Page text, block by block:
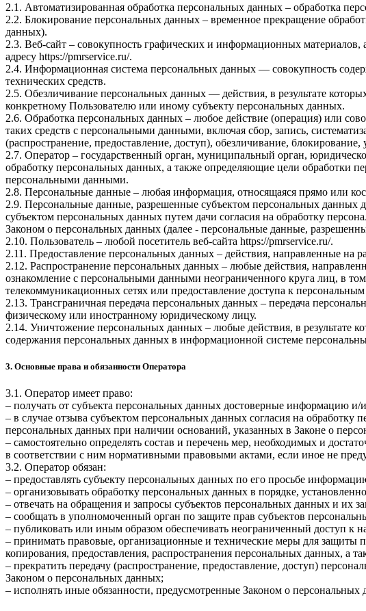
2.1. Автоматизированная обработка персональных данных – обработка
2.2. Блокирование персональных данных – временное прекращение
данных).
2.3. Веб-сайт – совокупность графических и информационных
адресу https://pmrservice.ru/.
2.4. Информационная система персональных данных — совокупность
технических средств.
2.5. Обезличивание персональных данных — действия, в результате
конкретному Пользователю или иному субъекту персональных данных.
2.6. Обработка персональных данных – любое действие (операция) или
таких средств с персональными данными, включая сбор, запись,
(распространение, предоставление, доступ), обезличивание,
2.7. Оператор – государственный орган, муниципальный орган,
обработку персональных данных, а также определяющие цели обработки
персональными данными.
2.8. Персональные данные – любая информация, относящаяся прямо или
2.9. Персональные данные, разрешенные субъектом персональных данных
субъектом персональных данных путем дачи согласия на обработку
Законом о персональных данных (далее - персональные данные,
2.10. Пользователь – любой посетитель веб-сайта https://pmrservice.ru/.
2.11. Предоставление персональных данных – действия, направленные
2.12. Распространение персональных данных – любые действия,
ознакомление с персональными данными неограниченного круга лиц, в
телекоммуникационных сетях или предоставление доступа к
2.13. Трансграничная передача персональных данных – передача
физическому или иностранному юридическому лицу.
2.14. Уничтожение персональных данных – любые действия, в результате
содержания персональных данных в информационной системе
3. Основные права и обязанности Оператора
3.1. Оператор имеет право:
– получать от субъекта персональных данных достоверные информацию
– в случае отзыва субъектом персональных данных согласия на
персональных данных при наличии оснований, указанных в Законе о
– самостоятельно определять состав и перечень мер, необходимых и
в соответствии с ним нормативными правовыми актами, если иное не
3.2. Оператор обязан:
– предоставлять субъекту персональных данных по его просьбе
– организовывать обработку персональных данных в порядке,
– отвечать на обращения и запросы субъектов персональных данных и их
– сообщать в уполномоченный орган по защите прав субъектов
– публиковать или иным образом обеспечивать неограниченный доступ
– принимать правовые, организационные и технические меры для защиты
копирования, предоставления, распространения персональных данных,
– прекратить передачу (распространение, предоставление, доступ)
Законом о персональных данных;
– исполнять иные обязанности, предусмотренные Законом о персональных